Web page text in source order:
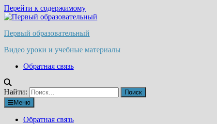
Перейти к содержимому
Первый образовательный
Видео уроки и учебные материалы
Обратная связь
Найти:
Меню
Обратная связь